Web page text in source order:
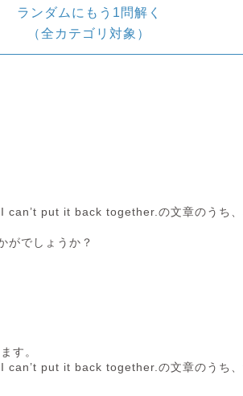
ランダムにもう1問解く
（全カテゴリ対象）
put it back together.の文章のうち、
がでしょうか？
す。
put it back together.の文章のうち